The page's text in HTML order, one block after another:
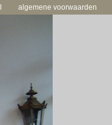
algemene voorwaarden